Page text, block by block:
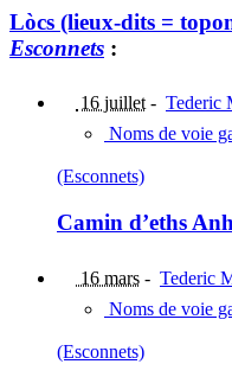
Lòcs (lieux-dits =
Esconnets :
16 juillet - Tederic
Noms de voie
(Esconnets)
Camin d’eths
16 mars - Tederic
Noms de voie
(Esconnets)